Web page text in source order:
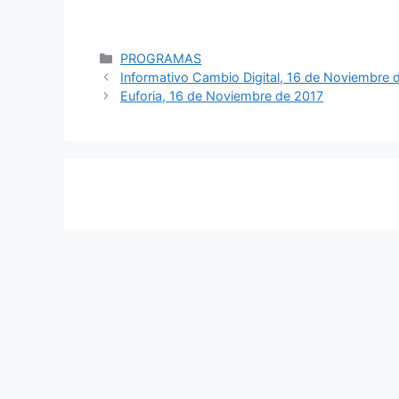
Categorías
PROGRAMAS
Navegación
de
Informativo Cambio Digital, 16 de Noviembre
Euforia, 16 de Noviembre de 2017